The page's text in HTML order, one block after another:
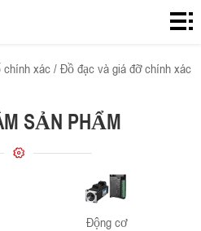
chính xác/ Đồ đạc và giá đỡ chính xác
SẢN PHẨM
Động cơ